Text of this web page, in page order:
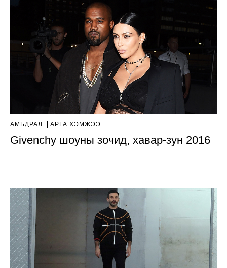
АМЬДРАЛ АРГА ХЭМЖЭЭ
Givenchy шоуны зочид, хавар-зун 2016